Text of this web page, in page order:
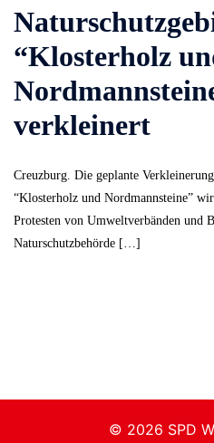
“Klosterholz
verkleinert
Creuzburg. Die geplante
“Klosterholz und Nordmannsteine”
Protesten von Umweltverbänden und
Naturschutzbehörde […]
© 2026 SPD